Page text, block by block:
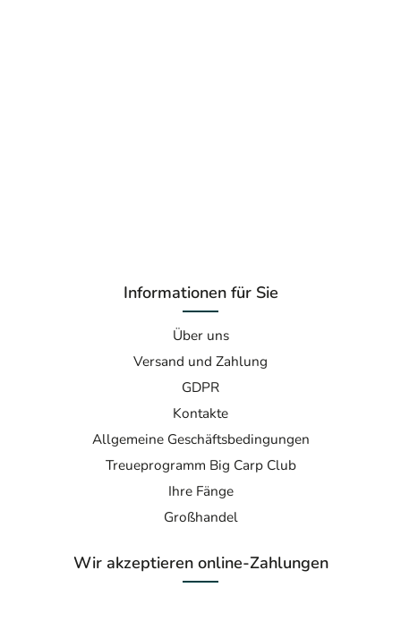
Informationen für Sie
Über uns
Versand und Zahlung
GDPR
Kontakte
Allgemeine Geschäftsbedingungen
Treueprogramm Big Carp Club
Ihre Fänge
Großhandel
Wir akzeptieren online-Zahlungen